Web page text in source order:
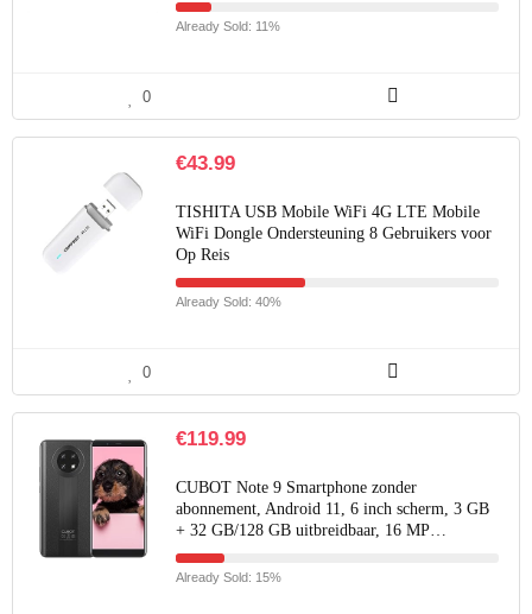
Already Sold: 11%
0
€43.99
TISHITA USB Mobile WiFi 4G LTE Mobile
WiFi Dongle Ondersteuning 8 Gebruikers voor
Op Reis
Already Sold: 40%
0
€119.99
CUBOT Note 9 Smartphone zonder
abonnement, Android 11, 6 inch scherm, 3 GB
+ 32 GB/128 GB uitbreidbaar, 16 MP…
Already Sold: 15%